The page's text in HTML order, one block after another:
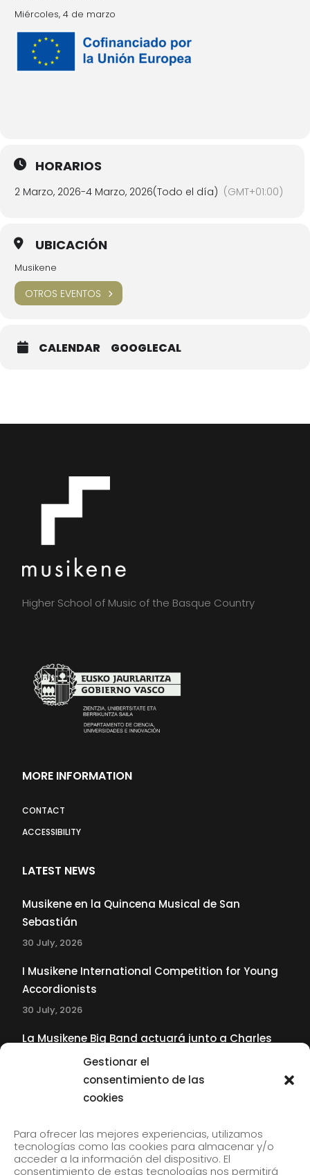
Gestionar el
consentimiento de las
cookies
Para ofrecer las mejores experiencias, utilizamos
tecnologías como las cookies para almacenar y/o
acceder a la información del dispositivo. El
consentimiento de estas tecnologías nos permitirá
Miércoles, 4 de marzo
HORARIOS
2 Marzo, 2026-4 Marzo, 2026(Todo el día) (GMT+01:00)
UBICACIÓN
Musikene
OTROS EVENTOS
CALENDAR GOOGLECAL
Higher School of Music of the Basque Country
MORE INFORMATION
CONTACT
ACCESSIBILITY
LATEST NEWS
Musikene en la Quincena Musical de San
Sebastián
30 July, 2026
I Musikene International Competition for Young
Accordionists
30 July, 2026
La Musikene Big Band actuará junto a Charles
Tolliver en el 61 Jazzaldia